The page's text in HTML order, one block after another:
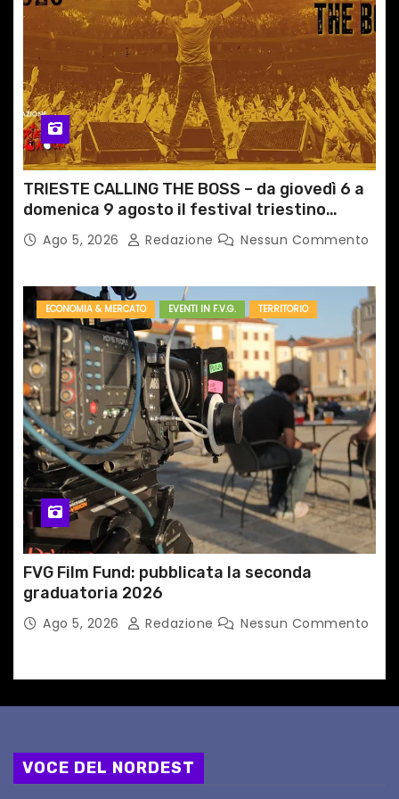
TRIESTE CALLING THE BOSS – da giovedì 6 a
domenica 9 agosto il festival triestino
dedicato a Springsteen
Ago 5, 2026 Redazione Nessun Commento
ECONOMIA & MERCATO EVENTI IN F.V.G. TERRITORIO
FVG Film Fund: pubblicata la seconda
graduatoria 2026
Ago 5, 2026 Redazione Nessun Commento
VOCE DEL NORDEST